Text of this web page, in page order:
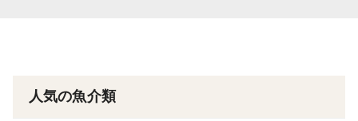
た！ 2025年2月 TBSテレビ【黄金のワンスプー
人気の魚介類